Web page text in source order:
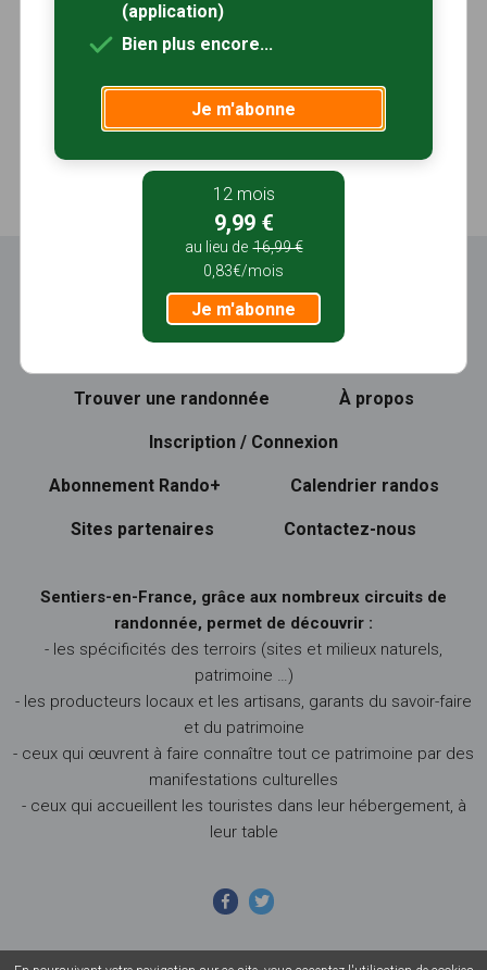
Trouver une randonnée À propos
Inscription / Connexion
Abonnement Rando+ Calendrier randos
Sites partenaires Contactez-nous
Sentiers-en-France, grâce aux nombreux circuits de
randonnée, permet de découvrir :
- les spécificités des terroirs (sites et milieux naturels,
patrimoine …)
- les producteurs locaux et les artisans, garants du savoir-faire
et du patrimoine
- ceux qui œuvrent à faire connaître tout ce patrimoine par des
manifestations culturelles
- ceux qui accueillent les touristes dans leur hébergement, à
leur table
(application)
Bien plus encore...
Je m'abonne
12 mois
9,99 €
au lieu de 16,99 €
0,83€/mois
Je m'abonne